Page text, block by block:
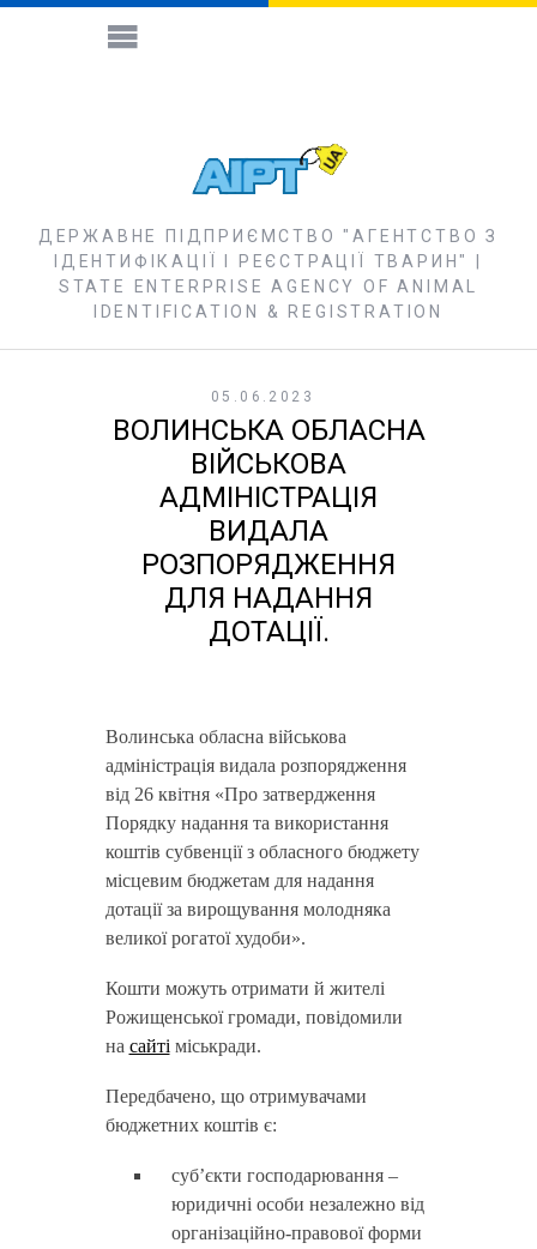
ДЕРЖАВНЕ ПІДПРИЄМСТВО "АГЕНТСТВО З
ІДЕНТИФІКАЦІЇ І РЕЄСТРАЦІЇ ТВАРИН" |
STATE ENTERPRISE AGENCY OF ANIMAL
IDENTIFICATION & REGISTRATION
05.06.2023
ВОЛИНСЬКА ОБЛАСНА
ВІЙСЬКОВА
АДМІНІСТРАЦІЯ
ВИДАЛА
РОЗПОРЯДЖЕННЯ
ДЛЯ НАДАННЯ
ДОТАЦІЇ.
Волинська обласна військова
адміністрація видала розпорядження
від 26 квітня «Про затвердження
Порядку надання та використання
коштів субвенції з обласного бюджету
місцевим бюджетам для надання
дотації за вирощування молодняка
великої рогатої худоби».
Кошти можуть отримати й жителі
Рожищенської громади, повідомили
на сайті міськради.
Передбачено, що отримувачами
бюджетних коштів є:
суб’єкти господарювання –
юридичні особи незалежно від
організаційно-правової форми